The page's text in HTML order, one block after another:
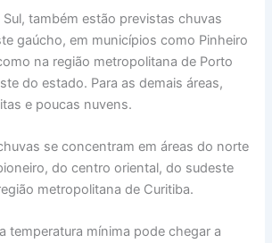
também estão previstas chuvas
gaúcho, em municípios como Pinheiro
na região metropolitana de Porto
do estado. Para as demais áreas,
e poucas nuvens.
se concentram em áreas do norte
do centro oriental, do sudeste
metropolitana de Curitiba.
temperatura mínima pode chegar a